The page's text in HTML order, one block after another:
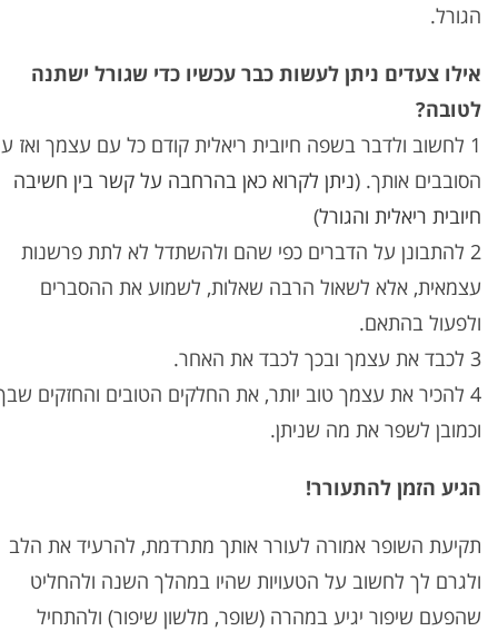
הגורל.
אילו צעדים ניתן לעשות כבר עכשיו כדי שגורל ישתנה
לטובה?
1 לחשוב ולדבר בשפה חיובית ריאלית קודם כל עם עצמך ואז
הסובבים אותך. (ניתן לקרוא כאן בהרחבה על קשר בין חשיבה
חיובית ריאלית והגורל)
2 להתבונן על הדברים כפי שהם ולהשתדל לא לתת פרשנות
עצמאית, אלא לשאול הרבה שאלות, לשמוע את ההסברים
ולפעול בהתאם.
3 לכבד את עצמך ובכך לכבד את האחר.
4 להכיר את עצמך טוב יותר, את החלקים הטובים והחזקים
וכמובן לשפר את מה שניתן.
הגיע הזמן להתעורר!
תקיעת השופר אמורה לעורר אותך מתרדמת, להרעיד את הלב
ולגרם לך לחשוב על הטעויות שהיו במהלך השנה ולהחליט
שהפעם שיפור יגיע במהרה (שופר, מלשון שיפור) ולהתחיל